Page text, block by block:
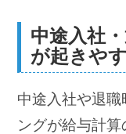
中途入社
が起きや
中途入社や退職
ングが給与計